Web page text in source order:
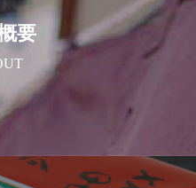
ご質問に対する回答と
ご送付に利用いたしま
示・提供の禁止
かりした個人情報を適
要